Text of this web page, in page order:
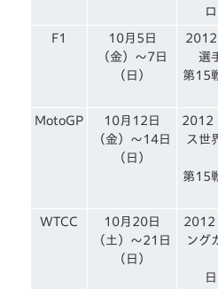
F1
10月5日
（金）〜7日
（日）
2012
選
第15
MotoGP
10月12日
（金）〜14日
（日）
2012
ス世
第15
WTCC
10月20日
（土）〜21日
（日）
2012
ング